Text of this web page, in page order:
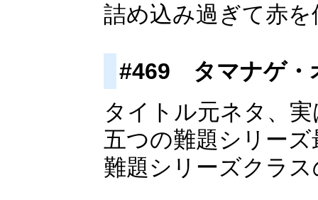
詰め込み過ぎて赤
#469 タマナゲ・
タイトル元ネタ、
五つの難題シリー
難題シリーズクラ